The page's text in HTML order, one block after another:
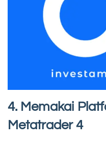
4. Memakai
Metatrader 4